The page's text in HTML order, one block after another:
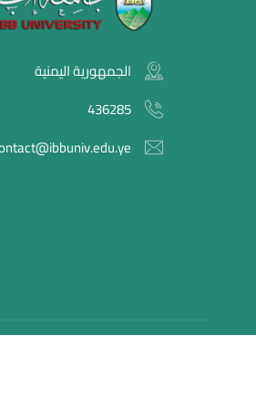
الجمهورية اليمنية
436285